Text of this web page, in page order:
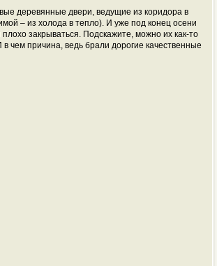
деревянные двери, ведущие из коридора в
– из холода в тепло). И уже под конец осени
закрываться. Подскажите, можно их как-то
чем причина, ведь брали дорогие качественные